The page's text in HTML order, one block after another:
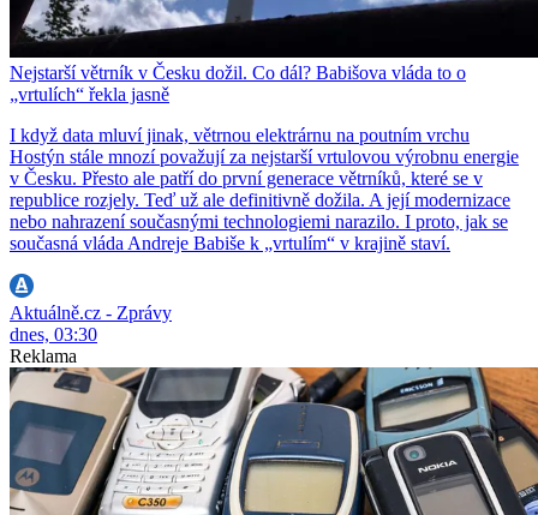
Nejstarší větrník v Česku dožil. Co dál? Babišova vláda to o
„vrtulích“ řekla jasně
I když data mluví jinak, větrnou elektrárnu na poutním vrchu
Hostýn stále mnozí považují za nejstarší vrtulovou výrobnu energie
v Česku. Přesto ale patří do první generace větrníků, které se v
republice rozjely. Teď už ale definitivně dožila. A její modernizace
nebo nahrazení současnými technologiemi narazilo. I proto, jak se
současná vláda Andreje Babiše k „vrtulím“ v krajině staví.
Aktuálně.cz - Zprávy
dnes, 03:30
Reklama